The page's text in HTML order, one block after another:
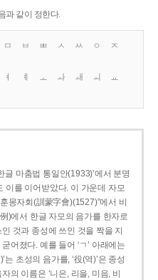
과 같이 정한다.
ㅁ ㅂ ㅃ ㅅ ㅆ ㅇ
ㅈ
ㅕ ㅖ ㅗ ㅘ ㅙ ㅚ
ㅛ
글 마춤법 통일안(1933)’에서 분명
이를 이어받았다. 이 가운데 자모
몽자회(訓蒙字會)(1527)”에서 비
)에서 한글 자모의 음가를 한자로
것과 종성에 쓰인 것을 짝을 지
어졌다. 예를 들어 ‘ㄱ’ 아래에는
는 초성의 음가를, ‘役(역)’은 종성
의 이름은 ‘니은, 리을, 미음, 비